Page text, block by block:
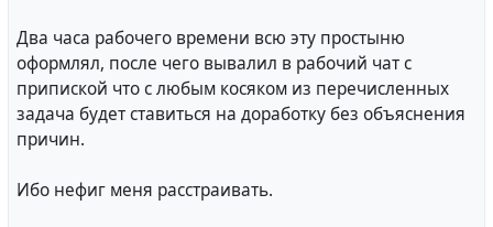
Два часа рабочего времени всю эту простыню
оформлял, после чего вывалил в рабочий чат с
припиской что с любым косяком из перечисленных
задача будет ставиться на доработку без объяснения
причин.
Ибо нефиг меня расстраивать.